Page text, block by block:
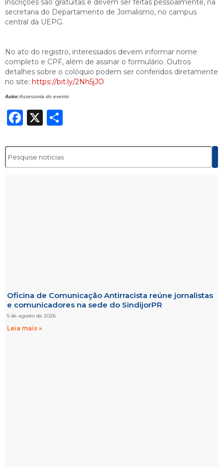
inscrições são gratuitas e devem ser feitas pessoalmente, na
secretaria do Departamento de Jornalismo, no campus
central da UEPG.
No ato do registro, interessados devem informar nome
completo e CPF, além de assinar o formulário. Outros
detalhes sobre o colóquio podem ser conferidos diretamente
no site: https://bit.ly/2Nh5jJO
Autor:Assessoria do evento
Facebook
X
Oficina de Comunicação Antirracista reúne jornalistas
e comunicadores na sede do SindijorPR
5 de agosto de 2026
Leia mais »